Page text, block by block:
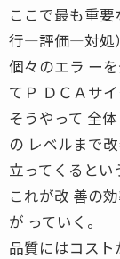
ここで最も重
行―評価―対処
個々のエラ ー
てＰ ＤＣＡサ
そうやって 全
の レベルまで
立ってくるとい
これが改 善の
が っていく。
品質にはコス